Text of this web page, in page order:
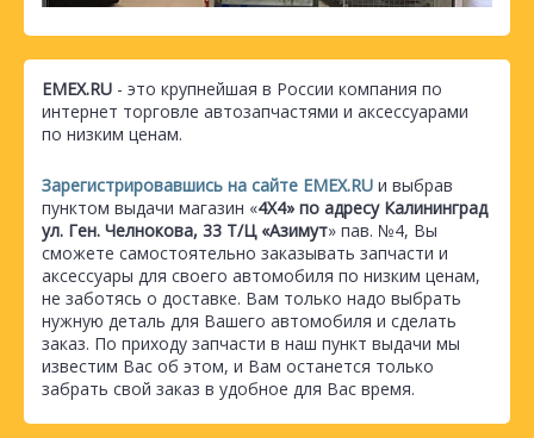
EMEX.RU - это крупнейшая в России компания по
интернет торговле автозапчастями и аксессуарами
по низким ценам.
Зарегистрировавшись на сайте EMEX.RU и выбрав
пунктом выдачи магазин «4Х4» по адресу Калининград
ул. Ген. Челнокова, 33 Т/Ц «Азимут» пав. №4, Вы
сможете самостоятельно заказывать запчасти и
аксессуары для своего автомобиля по низким ценам,
не заботясь о доставке. Вам только надо выбрать
нужную деталь для Вашего автомобиля и сделать
заказ. По приходу запчасти в наш пункт выдачи мы
известим Вас об этом, и Вам останется только
забрать свой заказ в удобное для Вас время.